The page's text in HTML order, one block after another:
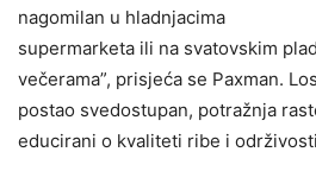
nagomilan u hladnjacima
supermarketa ili na svatovskim
večerama”, prisjeća se Paxman.
postao svedostupan, potražnja
educirani o kvaliteti ribe i